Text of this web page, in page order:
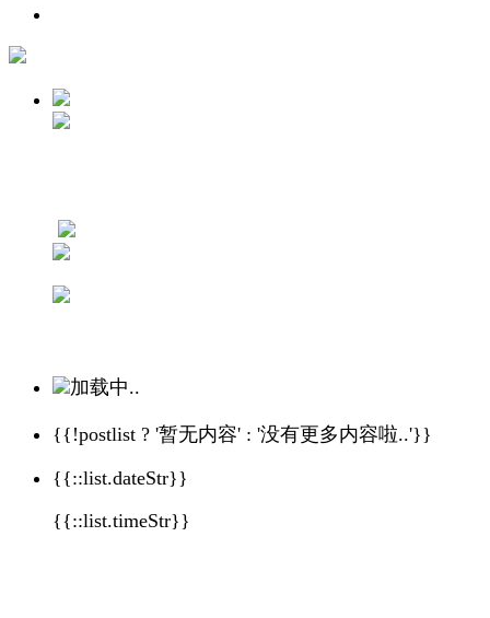
加载中..
{{!postlist ? '暂无内容' : '没有更多内容啦..'}}
{{::list.dateStr}}
{{::list.timeStr}}